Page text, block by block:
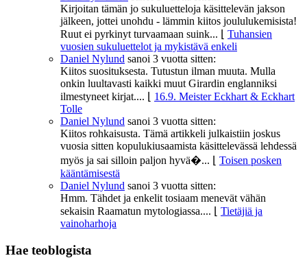
Kirjoitan tämän jo sukuluetteloja käsittelevän jakson
jälkeen, jottei unohdu - lämmin kiitos joululukemisista!
Ruut ei pyrkinyt turvaamaan suink...
Tuhansien
vuosien sukuluettelot ja mykistävä enkeli
Daniel Nylund sanoi 3 vuotta sitten:
Kiitos suosituksesta. Tutustun ilman muuta. Mulla
onkin luultavasti kaikki muut Girardin englanniksi
ilmestyneet kirjat....
16.9. Meister Eckhart & Eckhart
Tolle
Daniel Nylund sanoi 3 vuotta sitten:
Kiitos rohkaisusta. Tämä artikkeli julkaistiin joskus
vuosia sitten kopulukiusaamista käsittelevässä lehdessä
myös ja sai silloin paljon hyvä�...
Toisen posken
kääntämisestä
Daniel Nylund sanoi 3 vuotta sitten:
Hmm. Tähdet ja enkelit tosiaam menevät vähän
sekaisin Raamatun mytologiassa....
Tietäjiä ja
vainoharhoja
Hae teoblogista